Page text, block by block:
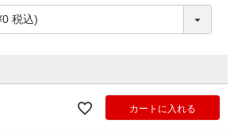
カートに入れる